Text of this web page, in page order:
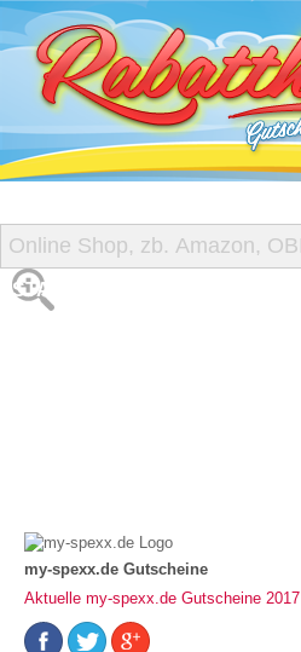
START
my-spexx.de Gutscheine
Aktuelle my-spexx.de Gutscheine 2017